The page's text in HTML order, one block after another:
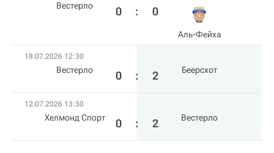
Вестерло 0 : 0
Аль-Фейха
18.07.2026 12:30
Вестерло 0 : 2 Беерсхот
12.07.2026 13:30
Хелмонд Спорт 0 : 2 Вестерло